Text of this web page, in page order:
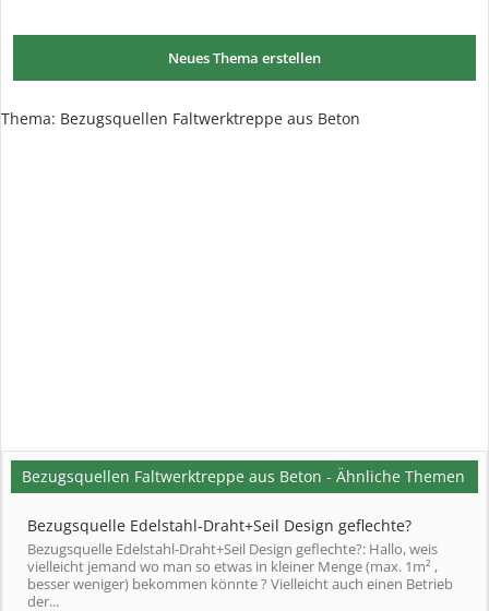
Neues Thema erstellen
Thema: Bezugsquellen Faltwerktreppe aus Beton
Bezugsquellen Faltwerktreppe aus Beton - Ähnliche Themen
Bezugsquelle Edelstahl-Draht+Seil Design geflechte?
Bezugsquelle Edelstahl-Draht+Seil Design geflechte?: Hallo, weis
vielleicht jemand wo man so etwas in kleiner Menge (max. 1m² ,
besser weniger) bekommen könnte ? Vielleicht auch einen Betrieb
der...